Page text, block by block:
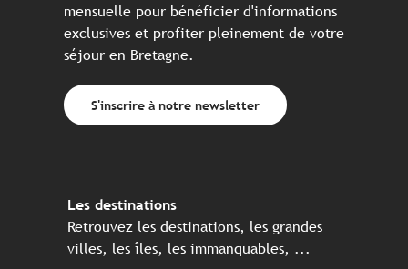
mensuelle pour bénéficier d'informations
exclusives et profiter pleinement de votre
séjour en Bretagne.
S'inscrire à notre newsletter
Les destinations
Retrouvez les destinations, les grandes
villes, les îles, les immanquables, ...